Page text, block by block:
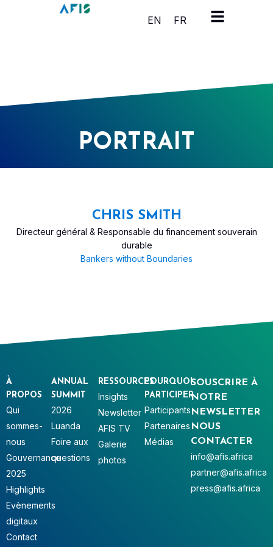
Panneau de gestion des cookies
EN
FR
PORTRAIT
CHRIS SMITH
Directeur général & Responsable du financement souverain
durable
Bankers without Boundaries
SOUSCRIRE À
NOTRE
NEWSLETTER
NOUS
CONTACTER
info@afis.africa
partner@afis.africa
press@afis.africa
À
PROPOS
Qui
sommes-
nous
Gouvernance
2025
Highlights
Evènements
digitaux
Contact
ANNUAL
SUMMIT
2026
Luanda
Foire aux
questions
RESSOURCES
Insights
Newsletter
AFIS TV
Galerie
photos
POURQUOI
PARTICIPER
Participants
Partenaires
Médias